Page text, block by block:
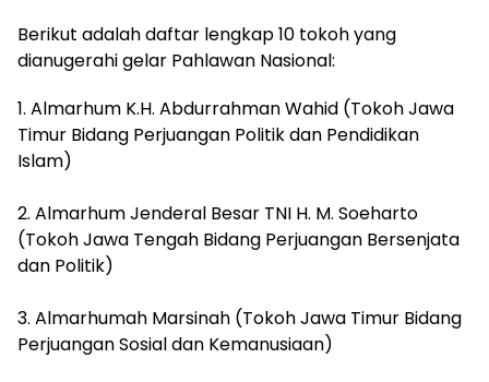
Berikut adalah daftar lengkap 10 tokoh yang
dianugerahi gelar Pahlawan Nasional:
1. Almarhum K.H. Abdurrahman Wahid (Tokoh Jawa
Timur Bidang Perjuangan Politik dan Pendidikan
Islam)
2. Almarhum Jenderal Besar TNI H. M. Soeharto
(Tokoh Jawa Tengah Bidang Perjuangan Bersenjata
dan Politik)
3. Almarhumah Marsinah (Tokoh Jawa Timur Bidang
Perjuangan Sosial dan Kemanusiaan)